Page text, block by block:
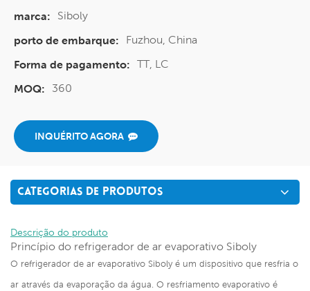
marca:
Siboly
porto de embarque:
Fuzhou, China
Forma de pagamento: TT, LC
MOQ:
360
INQUÉRITO AGORA
CATEGORIAS DE PRODUTOS
Descrição do produto
Princípio do refrigerador de ar evaporativo Siboly
O refrigerador de ar evaporativo Siboly é um dispositivo que resfria o
ar através da evaporação da água. O resfriamento evaporativo é